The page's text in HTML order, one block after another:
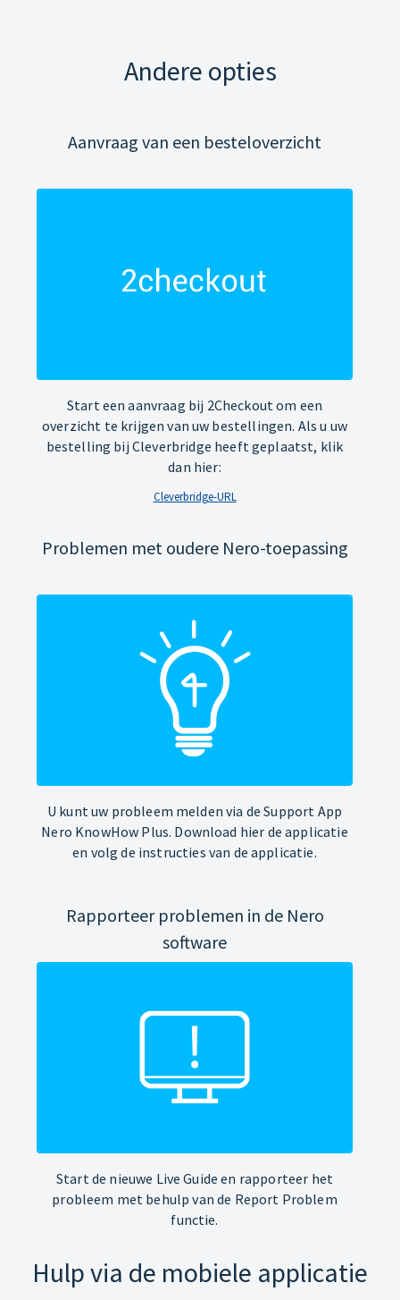
Andere opties
Aanvraag van een besteloverzicht
Start een aanvraag bij 2Checkout om een
overzicht te krijgen van uw bestellingen. Als u uw
bestelling bij Cleverbridge heeft geplaatst, klik
dan hier:
Cleverbridge-URL
Problemen met oudere Nero-toepassing
U kunt uw probleem melden via de Support App
Nero KnowHow Plus. Download hier de applicatie
en volg de instructies van de applicatie.
Rapporteer problemen in de Nero
software
Start de nieuwe Live Guide en rapporteer het
probleem met behulp van de Report Problem
functie.
Hulp via de mobiele applicatie